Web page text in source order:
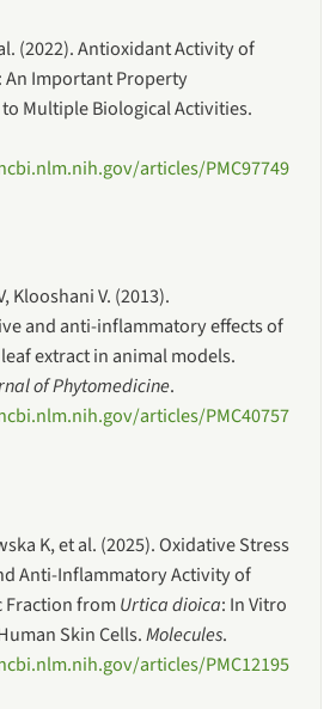
(2022). Antioxidant Activity of
: An Important Property
Multiple Biological Activities.
articles/PMC97749
Klooshani V. (2013).
and anti-inflammatory effects of
leaf extract in animal models.
of Phytomedicine.
articles/PMC40757
K, et al. (2025). Oxidative Stress
Anti-Inflammatory Activity of
Fraction fromUrtica dioica: In Vitro
Skin Cells.Molecules.
articles/PMC12195